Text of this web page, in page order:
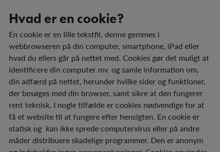
Hvad er en cookie?
En cookie er en lille tekstfil, denne gemmes i
webbrowseren på din computer, smartphone, iPad eller
hvad du ellers går på nettet med. Cookies gør det muligt at
identificere din computer mv. og samle information om,
din adfærd på nettet, herunder hvilke sider og funktioner,
der besøges med din browser, samt sikre at den fungerer
rent teknisk. I nogle tilfælde er cookies nødvendige for at
få et website til at fungere efter hensigten. En cookie er
statisk og kan ikke sprede computervirus eller på andre
måder distribuere skadelige programmer. Den er anonym